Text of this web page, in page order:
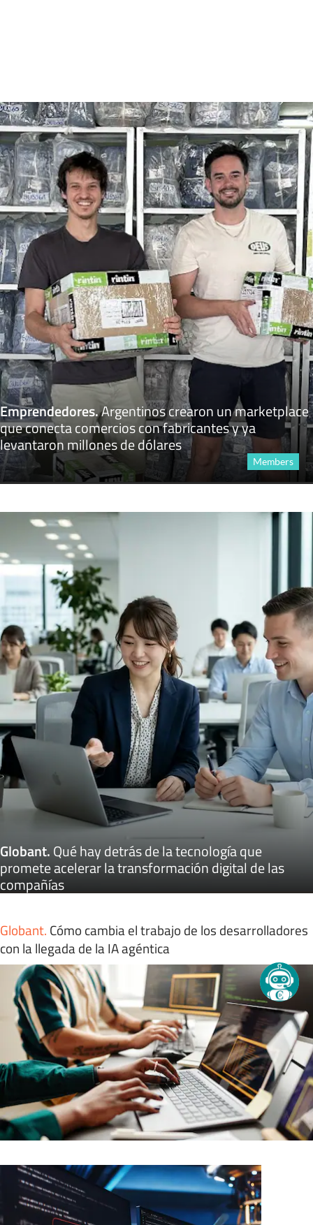
Emprendedores.Argentinos crearon un marketplace
que conecta comercios con fabricantes y ya
levantaron millones de dólares
Members
Globant.Qué hay detrás de la tecnología que
promete acelerar la transformación digital de las
compañías
Globant. Cómo cambia el trabajo de los desarrolladores
con la llegada de la IA agéntica